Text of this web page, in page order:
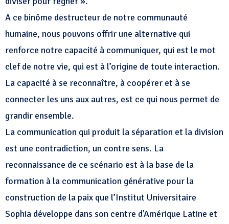
A ce binôme destructeur de notre communauté
humaine, nous pouvons offrir une alternative qui
renforce notre capacité à communiquer, qui est le mot
clef de notre vie, qui est à l’origine de toute interaction.
La capacité à se reconnaître, à coopérer et à se
connecter les uns aux autres, est ce qui nous permet de
grandir ensemble.
La communication qui produit la séparation et la division
est une contradiction, un contre sens. La
reconnaissance de ce scénario est à la base de la
formation à la communication générative pour la
construction de la paix que l’Institut Universitaire
Sophia développe dans son centre d’Amérique Latine et